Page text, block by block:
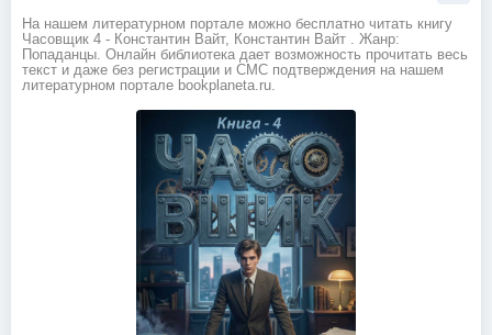
На нашем литературном портале можно бесплатно читать книгу
Часовщик 4 - Константин Вайт, Константин Вайт . Жанр:
Попаданцы. Онлайн библиотека дает возможность прочитать весь
текст и даже без регистрации и СМС подтверждения на нашем
литературном портале bookplaneta.ru.